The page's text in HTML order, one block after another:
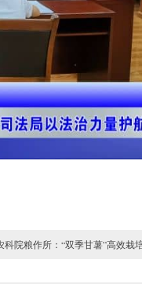
科院粮作所：“双季甘薯”高效栽